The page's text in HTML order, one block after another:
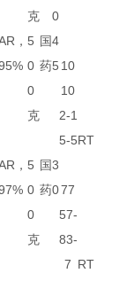
克
0
， 5
0
0
克
国
药
4
5 10
10
2-1
5-5RT
， 5
0
0
克
国
药
3
077
57-
83-
7 RT